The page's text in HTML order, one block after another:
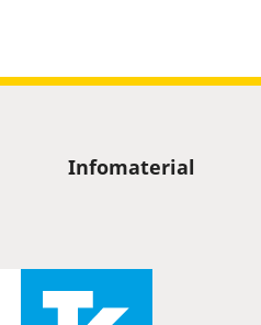
Infomaterial